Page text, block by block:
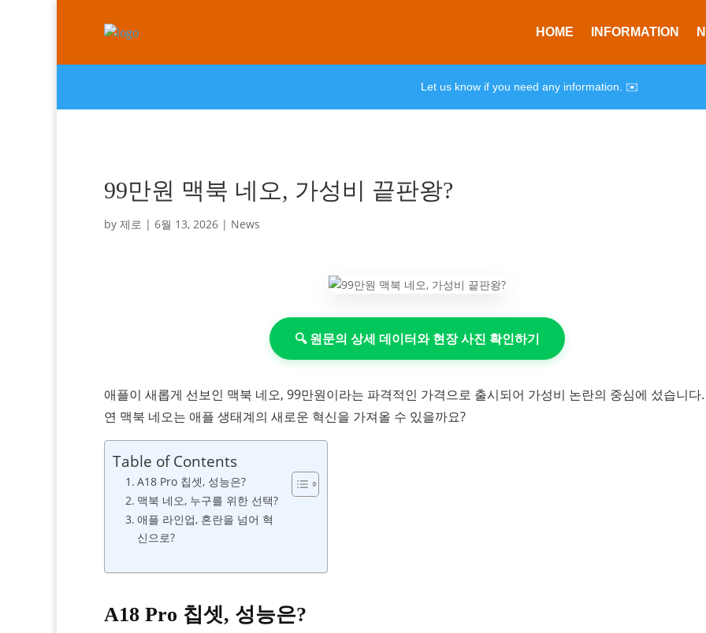
HOME INFORMATION
Let us know if you need any information. ✉️
99만원 맥북 네오, 가성비 끝판왕?
by 제로 | 6월 13, 2026 | News
🔍 원문의 상세 데이터와 현장 사진 확인하기
애플이 새롭게 선보인 맥북 네오, 99만원이라는 파격적인 가격으로 출시되어 가성비 논란의 중심에 섰습니다
연 맥북 네오는 애플 생태계의 새로운 혁신을 가져올 수 있을까요?
Table of Contents
A18 Pro 칩셋, 성능은?
맥북 네오, 누구를 위한 선택?
애플 라인업, 혼란을 넘어 혁
신으로?
A18 Pro 칩셋, 성능은?